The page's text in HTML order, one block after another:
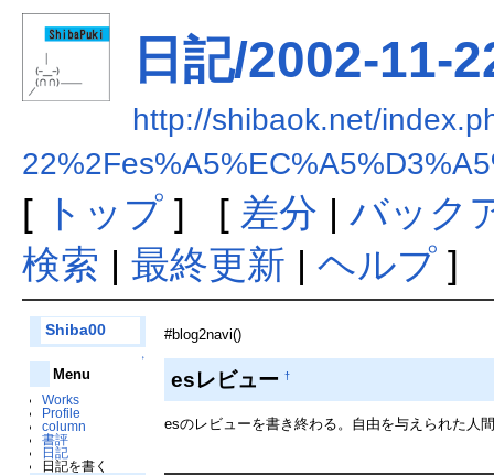
日記/2002-11-
http://shibaok.net/
[ トップ] [ 差分 | バック
検索 | 最終更新 | ヘルプ]
Shiba00
↑
Menu
Works
Profile
column
書評
日記
日記を書く
#blog2navi()
esレビュー †
esのレビューを書き終わる。自由を与えられた人